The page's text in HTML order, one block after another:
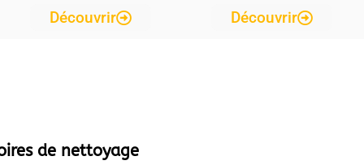
Découvrir Découvrir
de nettoyage